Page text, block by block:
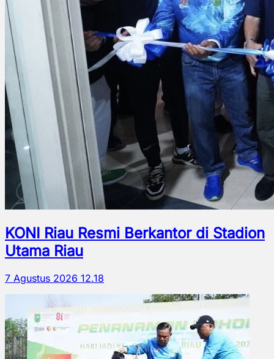
KONI Riau Resmi Berkantor di Stadion
Utama Riau
7 Agustus 2026 12.18